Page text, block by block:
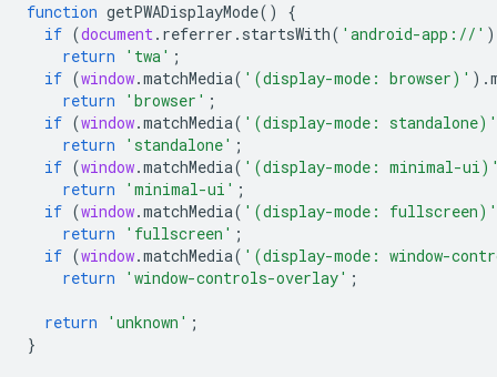
function getPWADisplayMode()
{
if (document. referrer . startsWith( 'android-app://'
return
'twa' ;
if (window.matchMedia( '(display-mode: browser)' ).
return
'browser' ;
if (window.matchMedia( '(display-mode: standalone)'
return
'standalone' ;
if (window.matchMedia( '(display-mode: minimal-
return
'minimal-ui' ;
if (window.matchMedia( '(display-mode: fullscreen)'
return
'fullscreen' ;
if (window.matchMedia( '(display-mode: window-
return
'window-controls-overlay' ;
return 'unknown' ;
}